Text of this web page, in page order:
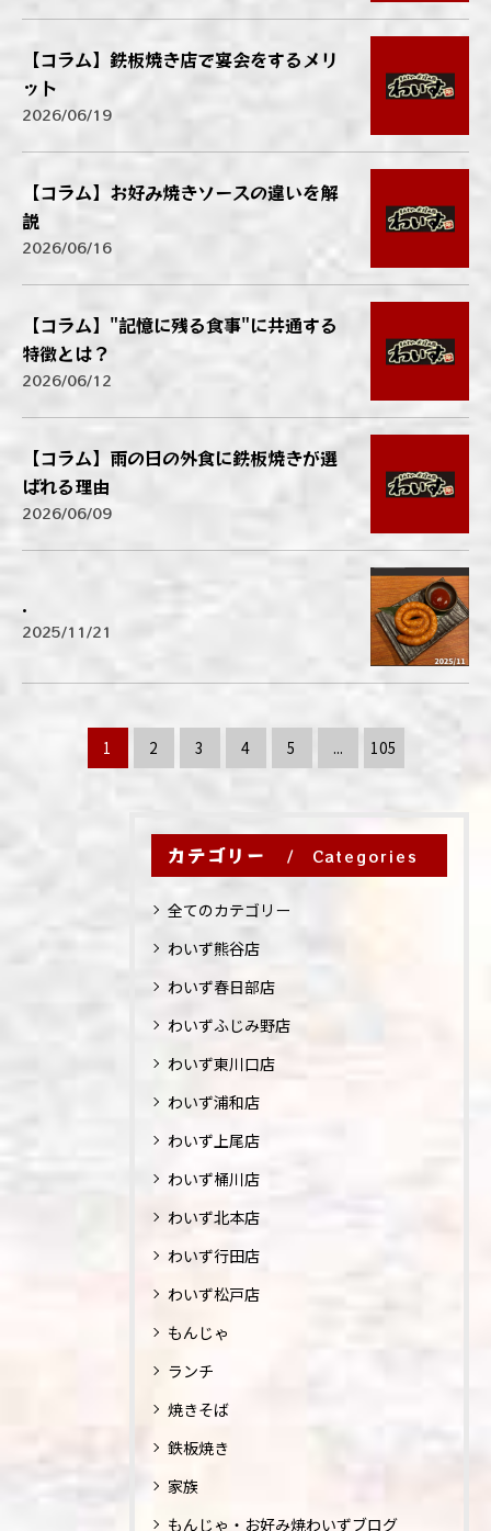
【コラム】鉄板焼き店で宴会をするメリ
ット
2026/06/19
【コラム】お好み焼きソースの違いを解
説
2026/06/16
【コラム】"記憶に残る食事"に共通する
特徴とは？
2026/06/12
【コラム】雨の日の外食に鉄板焼きが選
ばれる理由
2026/06/09
.
2025/11/21
1 2 3 4 5 ... 105
カテゴリー Categories
全てのカテゴリー
わいず熊谷店
わいず春日部店
わいずふじみ野店
わいず東川口店
わいず浦和店
わいず上尾店
わいず桶川店
わいず北本店
わいず行田店
わいず松戸店
もんじゃ
ランチ
焼きそば
鉄板焼き
家族
もんじゃ・お好み焼わいずブログ